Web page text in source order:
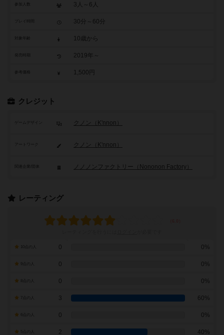
参加人数 3人～6人
30分～60分
10歳から
2019年～
参考価格 1,500円
クレジット
ゲームデザイン クノン（K'nnon）
アートワーク クノン（K'nnon）
ノノノンファクトリー（Nononon Factory）
レーティング
0 0%
0 0%
0 0%
7点の人 3 60%
0 0%
2 40%